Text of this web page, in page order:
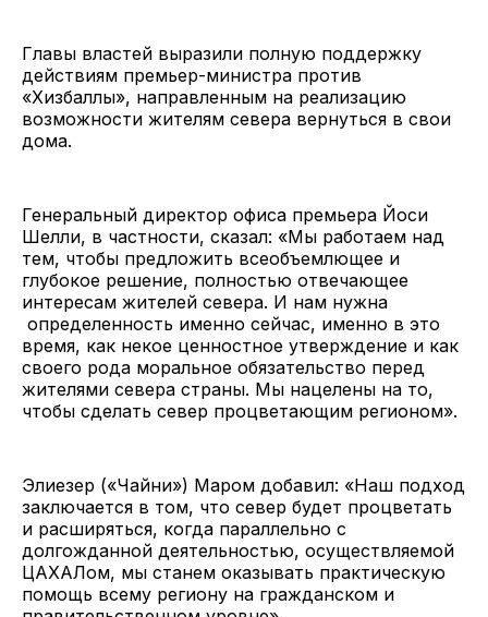
Главы властей выразили полную поддержку
действиям премьер-министра против
«Хизбаллы», направленным на реализацию
возможности жителям севера вернуться в свои
дома.
Генеральный директор офиса премьера Йоси
Шелли, в частности, сказал: «Мы работаем над
тем, чтобы предложить всеобъемлющее и
глубокое решение, полностью отвечающее
интересам жителей севера. И нам нужна
определенность именно сейчас, именно в это
время, как некое ценностное утверждение и как
своего рода моральное обязательство перед
жителями севера страны. Мы нацелены на то,
чтобы сделать север процветающим регионом».
Элиезер («Чайни») Маром добавил: «Наш подход
заключается в том, что север будет процветать
и расширяться, когда параллельно с
долгожданной деятельностью, осуществляемой
ЦАХАЛом, мы станем оказывать практическую
помощь всему региону на гражданском и